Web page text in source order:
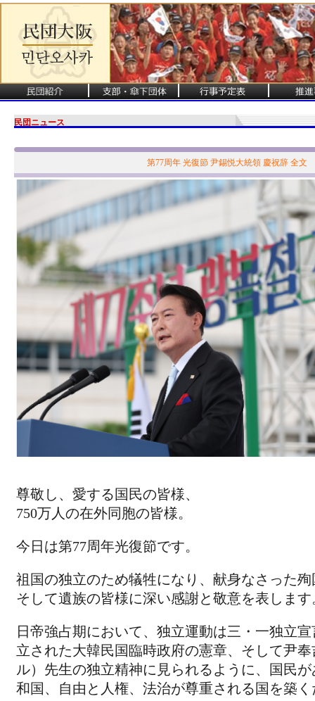
民団ニュース
第77周年 光復節 尹錫悦大統領 慶祝辞 全文
尊敬し、愛する国民の皆様、
750万人の在外同胞の皆様。
今日は第77周年光復節です。
祖国の独立のため犠牲になり、献身なさった
そして遺族の皆様に深い感謝と敬意を表します
日帝強占期において、独立運動は三・一独立
立された大韓民国臨時政府の憲章、そして尹
ル）先生の独立精神に見られるように、国民
和国、自由と人権、法治が尊重される国を築